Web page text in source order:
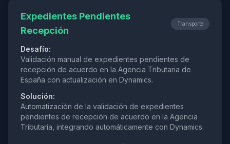
Expedientes Pendientes
Recepción
Transporte
Desafío:
Validación manual de expedientes pendientes de
recepción de acuerdo en la Agencia Tributaria de
España con actualización en Dynamics.
Solución:
Automatización de la validación de expedientes
pendientes de recepción de acuerdo en la Agencia
Tributaria, integrando automáticamente con Dynamics.